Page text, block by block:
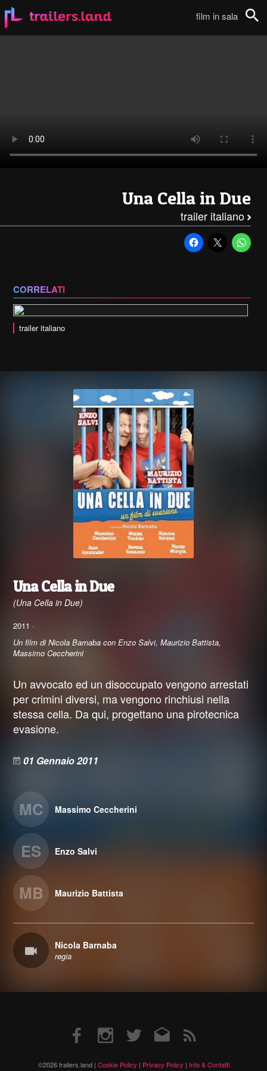
film in sala
Una Cella in Due
trailer italiano
CORRELATI
trailer italiano
Una Cella in Due
(Una Cella in Due)
2011 ·
Un film di Nicola Barnaba con Enzo Salvi, Maurizio Battista,
Massimo Ceccherini
Un avvocato ed un disoccupato vengono arrestati
per crimini diversi, ma vengono rinchiusi nella
stessa cella. Da qui, progettano una pirotecnica
evasione.
01 Gennaio 2011
MC Massimo Ceccherini
ES Enzo Salvi
MB Maurizio Battista
Nicola Barnaba
regia
©2026 trailers.land | Cookie Policy | Privacy Policy | Info & Contatti